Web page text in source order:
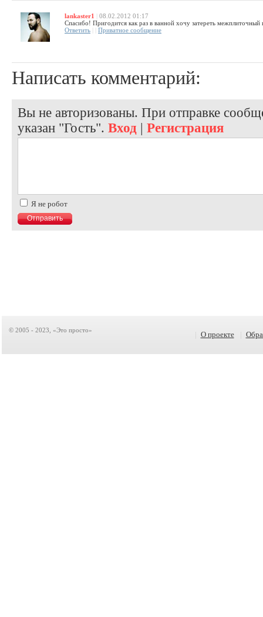
lankaster1
08.02.2012 01:17
Спасибо! Пригодится как раз в ванной хочу затереть
Ответить
Приватное сообщение
Написать комментарий:
Вы не авторизованы. При отправке
указан "Гость". Вход | Регистрация
Я не робот
© 2005 - 2023, «Это просто» О проекте